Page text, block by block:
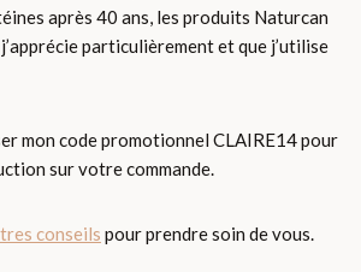
après 40 ans, les produits Naturcan
particulièrement et que j’utilise
mon code promotionnel CLAIRE14 pour
sur votre commande.
conseils pour prendre soin de vous.